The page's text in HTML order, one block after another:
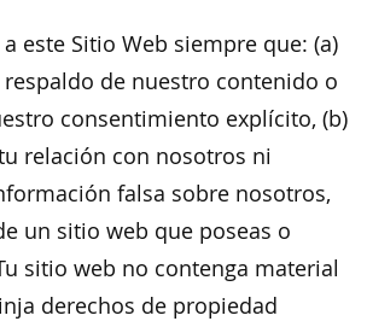
este Sitio Web siempre que: (a)
de nuestro contenido o
consentimiento explícito, (b)
relación con nosotros ni
falsa sobre nosotros,
un sitio web que poseas o
sitio web no contenga material
derechos de propiedad